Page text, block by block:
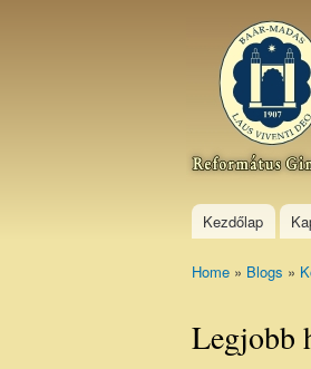
Baár–
Madas
Általános
Kezdőlap
Home » Blogs »
Legjobb